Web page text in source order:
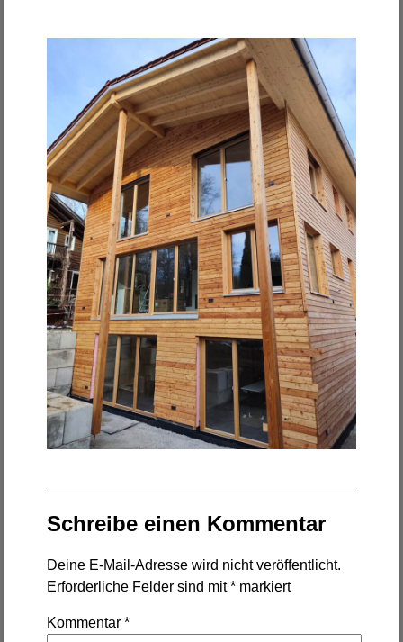
Schreibe einen Kommentar
Deine E-Mail-Adresse wird nicht veröffentlicht.
Erforderliche Felder sind mit* markiert
Kommentar*